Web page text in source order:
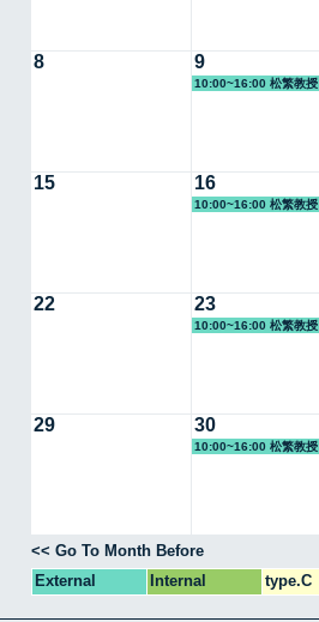
8 9
10:00~16:00 松繁教授
15 16
10:00~16:00 松繁教授
22 23
10:00~16:00 松繁教授
29 30
10:00~16:00 松繁教授
<< Go To Month Before
External
Internal type.C